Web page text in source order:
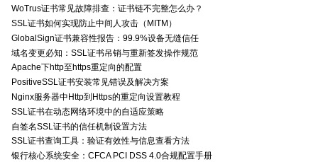
WoTrus证书常见故障排查：证书链不完整怎么办？
SSL证书如何实现防止中间人攻击（MITM）
GlobalSign证书兼容性报告：99.9%设备无缝信任
域名变更必知：SSL证书吊销与重新签发操作规范
Apache下http至https重定向的配置
PositiveSSL证书安装常见错误及解决方案
Nginx服务器中Http到Https的重定向设置教程
SSL证书在动态网络环境中的自适应策略
自签名SSL证书的信任机制设置方法
SSL证书查询工具：验证有效性与信息查看方法
银行核心系统安全：CFCA PCI DSS 4.0合规配置手册